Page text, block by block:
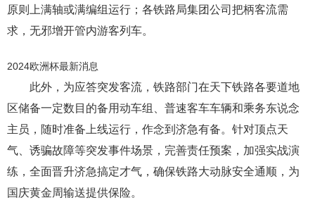
原则上满轴或满编组运行；各铁路局集团公司把柄客流需
求，无邪增开管内游客列车。
2024欧洲杯最新消息
此外，为应答突发客流，铁路部门在天下铁路各要道地
区储备一定数目的备用动车组、普速客车车辆和乘务东说念
主员，随时准备上线运行，作念到济急有备。针对顶点天
气、诱骗故障等突发事件场景，完善责任预案，加强实战演
练，全面晋升济急搞定才气，确保铁路大动脉安全通顺，为
国庆黄金周输送提供保险。